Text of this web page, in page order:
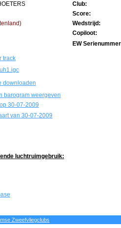
Club:
Score:
Wedstrijd:
Copiloot:
EW
track
downloaden
barogram weergeven
30-07-2009
van 30-07-2009
luchtruimgebruik:
Zweefvliegclubs